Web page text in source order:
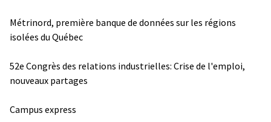
Métrinord, première banque de données sur les régions
isolées du Québec
52e Congrès des relations industrielles: Crise de l'emploi,
nouveaux partages
Campus express